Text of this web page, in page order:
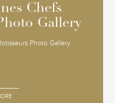
Chefs
Gallery
Photo Gallery
Chefs
Gallery